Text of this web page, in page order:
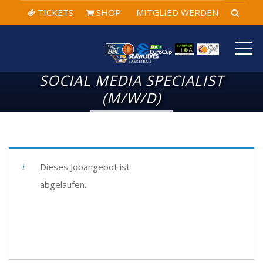
TICKETS SHOP MITGLIED WERDEN
SOCIAL MEDIA SPECIALIST
(M/W/D)
Dieses Jobangebot ist
abgelaufen.